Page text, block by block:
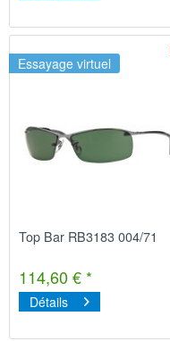
Essayage virtuel
Top Bar RB3183 004/71
114,60 € *
Détails